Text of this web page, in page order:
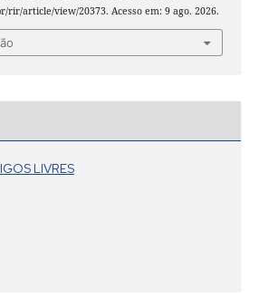
article/view/20373. Acesso em: 9 ago. 2026.
LIVRES